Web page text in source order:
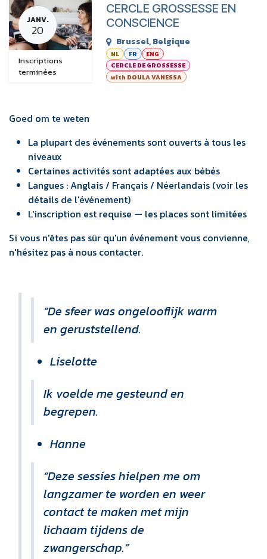
JANV.
20
Inscriptions
terminées
CERCLE GROSSESSE EN
CONSCIENCE
Brussel,Belgique
NL FR
ENG
CERCLE DE GROSSESSE
with DOULA VANESSA
Goed om te weten
La plupart des événements sont ouverts à tous les
niveaux
Certaines activités sont adaptées aux bébés
Langues : Anglais / Français / Néerlandais (voir les
détails de l'événement)
L'inscription est requise — les places sont limitées
Si vous n'êtes pas sûr qu'un événement vous convienne,
n'hésitez pas à nous contacter.
“De sfeer was ongelooflijk warm
en geruststellend.
Liselotte
Ik voelde me gesteund en
begrepen.
Hanne
“Deze sessies hielpen me om
langzamer te worden en weer
contact te maken met mijn
lichaam tijdens de
zwangerschap.”